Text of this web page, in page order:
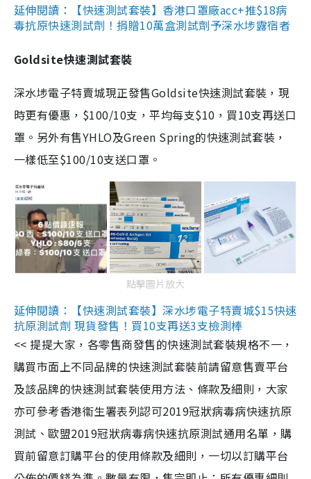
延伸閱讀：【快速測試套裝】香港口罩廠acc+推$18病
毒抗原快速測試劑！捐贈10萬盒測試劑予深水埗露宿者
Goldsite快速測試套裝
深水埗電子特賣城現正發售Goldsite快速測試套裝，現
時更有優惠，$100/10支，平均每支$10，買10支再送口
罩。另外有售YHLO及Green Spring的快速測試套裝，
一樣低至$100/10支送口罩。
點擊圖片放大
延伸閱讀：【快速測試套裝】深水埗電子特賣城$15快速
抗原測試劑 現貨發售！買10支再送3支檢測棒
<< 提提大家，各零售商發售的快速測試套裝規格不一，
購買市面上不同品牌的快速測試套裝前請留意售賣平台
及該品牌的快速測試套裝使用方法、條款及細則，大家
亦可參考香港衞生署表列認可2019冠狀病毒病快速抗原
測試、歐盟2019冠狀病毒病快速抗原測試通用名單，購
買前留意訂購平台的使用條款及細則，一切以訂購平台